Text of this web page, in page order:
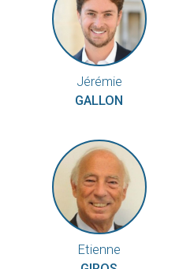
Jérémie
GALLON
Etienne